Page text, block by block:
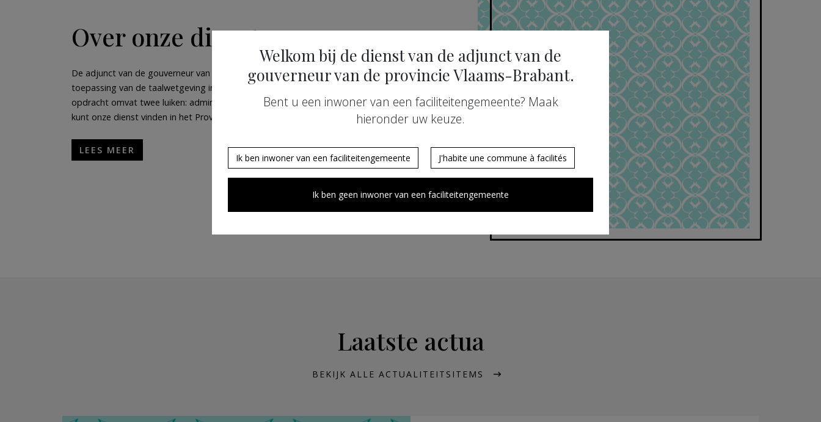
Over onze dienst
De adjunct van de gouverneur van Vlaams-Brabant waakt over de correcte
toepassing van de taalwetgeving in bestuurszaken in de randgemeenten. Die
opdracht omvat twee luiken: administratief toezicht en klachtenbehandeling. U
kunt onze dienst vinden in het Provinciehuis te Leuven.
LEES MEER
Laatste actua
BEKIJK ALLE ACTUALITEITSITEMS
Welkom bij de dienst van de adjunct van de
gouverneur van de provincie Vlaams-Brabant.
Bent u een inwoner van een faciliteitengemeente? Maak
hieronder uw keuze.
Ik ben inwoner van een faciliteitengemeente J'habite une commune à facilités
Ik ben geen inwoner van een faciliteitengemeente